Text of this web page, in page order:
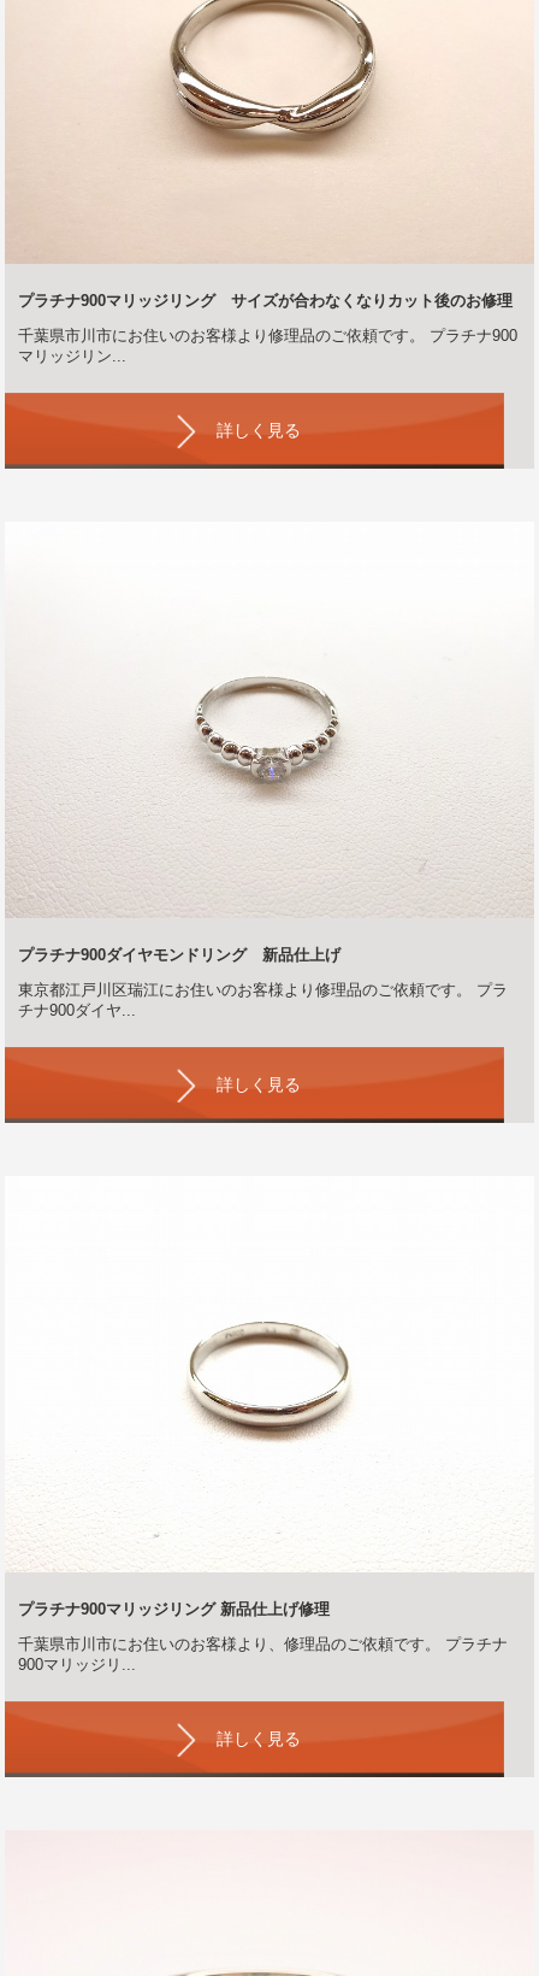
プラチナ900マリッジリング サイズが合わなくなりカット後のお修理
千葉県市川市にお住いのお客様より修理品のご依頼です。 プラチナ900
マリッジリン...
詳しく見る
プラチナ900ダイヤモンドリング 新品仕上げ
東京都江戸川区瑞江にお住いのお客様より修理品のご依頼です。 プラ
チナ900ダイヤ...
詳しく見る
プラチナ900マリッジリング 新品仕上げ修理
千葉県市川市にお住いのお客様より、修理品のご依頼です。 プラチナ
900マリッジリ...
詳しく見る